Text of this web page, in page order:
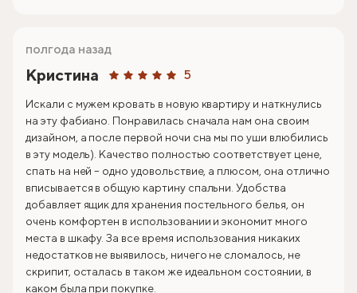
Кристина 5
полгода назад
Искали с мужем кровать в новую квартиру и наткнулись
на эту фабиано. Понравилась сначала нам она своим
дизайном, а после первой ночи сна мы по уши влюбились
в эту модель). Качество полностью соответствует цене,
спать на ней – одно удовольствие, а плюсом, она отлично
вписывается в общую картину спальни. Удобства
добавляет ящик для хранения постельного белья, он
очень комфортен в использовании и экономит много
места в шкафу. За все время использования никаких
недостатков не выявилось, ничего не сломалось, не
скрипит, осталась в таком же идеальном состоянии, в
каком была при покупке.